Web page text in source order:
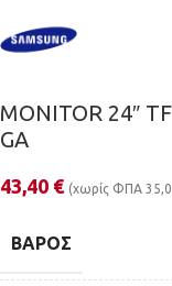
MONITOR 24″
GA
43,40 € (χωρίς ΦΠΑ
ΒΆΡΟΣ